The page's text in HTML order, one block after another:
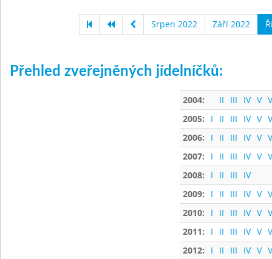
Srpen 2022 Září 2022
Přehled zveřejněných jídelníčků:
2004: II III IV V
2005:
I II III IV V
2006:
I II III IV V
2007:
I II III IV V
2008:
I II III
IV
2009:
I II III IV V
2010:
I II III IV V
2011:
I II III IV V
2012:
I II III IV V